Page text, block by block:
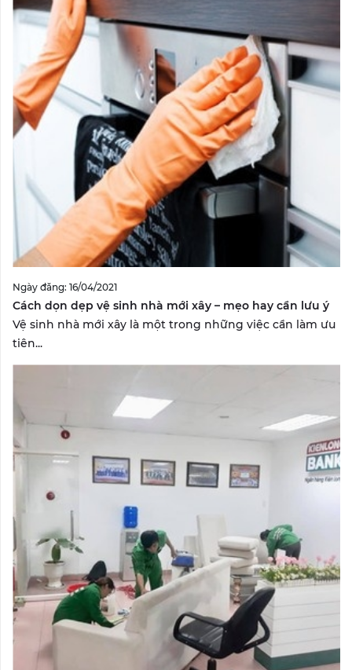
Ngày đăng: 16/04/2021
Cách dọn dẹp vệ sinh nhà mới xây – mẹo hay cần lưu ý
Vệ sinh nhà mới xây là một trong những việc cần làm ưu
tiên...